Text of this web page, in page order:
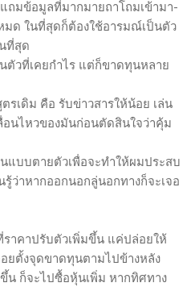
มข้อมูลที่มากมายถาโถมเข้ามา-
ด ในที่สุดก็ต้องใช้อารมณ์เป็นตัว
ที่สุด
วที่เคยกำไร แต่ก็ขาดทุนหลาย
เดิม คือ รับข่าวสารให้น้อย เล่น
นไหวของมันก่อนตัดสินใจว่าคุ้ม
แบบตายตัวเพื่อจะทำให้ผมประสบ
รู้ว่าหากออกนอกลู่นอกทางก็จะเจอ
าคาปรับตัวเพิ่มขึ้น แค่ปล่อยให้
ยตั้งจุดขาดทุนตามไปข้างหลัง
น ก็จะไปซื้อหุ้นเพิ่ม หากทิศทาง